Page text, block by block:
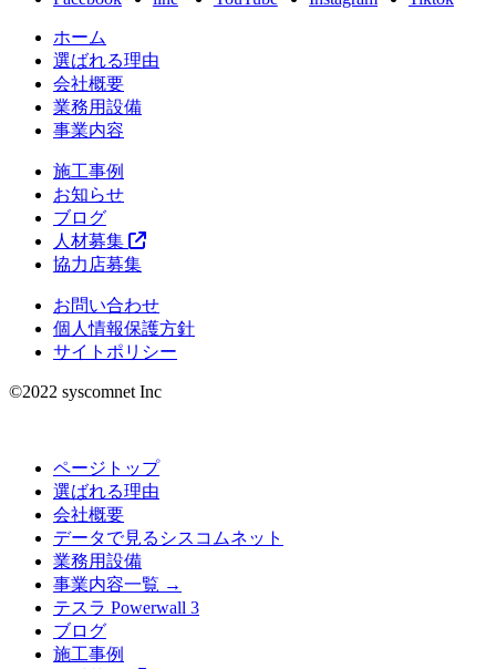
ホーム
選ばれる理由
会社概要
業務用設備
事業内容
施工事例
お知らせ
ブログ
人材募集
協力店募集
お問い合わせ
個人情報保護方針
サイトポリシー
©︎2022 syscomnet Inc
ページトップ
選ばれる理由
会社概要
データで見るシスコムネット
業務用設備
事業内容一覧 →
テスラ Powerwall 3
ブログ
施工事例